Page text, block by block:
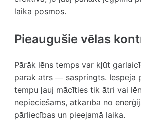
laika posmos.
Pieaugušie vēlas
Pārāk lēns temps var kļūt
pārāk ātrs — saspringts. Iespēja
tempu ļauj mācīties tik ātri vai
nepieciešams, atkarībā no
pārliecības un pieejamā laika.